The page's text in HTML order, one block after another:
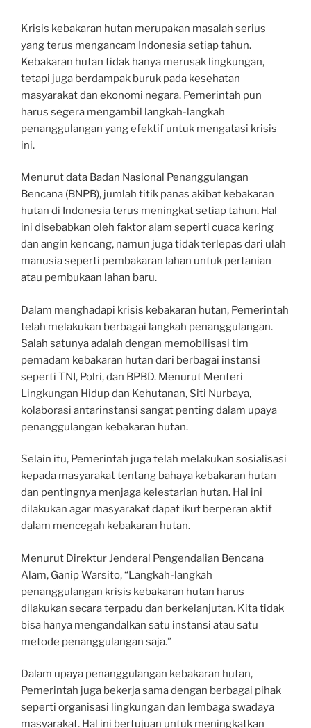
Krisis kebakaran hutan merupakan masalah serius
yang terus mengancam Indonesia setiap tahun.
Kebakaran hutan tidak hanya merusak lingkungan,
tetapi juga berdampak buruk pada kesehatan
masyarakat dan ekonomi negara. Pemerintah pun
harus segera mengambil langkah-langkah
penanggulangan yang efektif untuk mengatasi krisis
ini.
Menurut data Badan Nasional Penanggulangan
Bencana (BNPB), jumlah titik panas akibat kebakaran
hutan di Indonesia terus meningkat setiap tahun. Hal
ini disebabkan oleh faktor alam seperti cuaca kering
dan angin kencang, namun juga tidak terlepas dari ulah
manusia seperti pembakaran lahan untuk pertanian
atau pembukaan lahan baru.
Dalam menghadapi krisis kebakaran hutan, Pemerintah
telah melakukan berbagai langkah penanggulangan.
Salah satunya adalah dengan memobilisasi tim
pemadam kebakaran hutan dari berbagai instansi
seperti TNI, Polri, dan BPBD. Menurut Menteri
Lingkungan Hidup dan Kehutanan, Siti Nurbaya,
kolaborasi antarinstansi sangat penting dalam upaya
penanggulangan kebakaran hutan.
Selain itu, Pemerintah juga telah melakukan sosialisasi
kepada masyarakat tentang bahaya kebakaran hutan
dan pentingnya menjaga kelestarian hutan. Hal ini
dilakukan agar masyarakat dapat ikut berperan aktif
dalam mencegah kebakaran hutan.
Menurut Direktur Jenderal Pengendalian Bencana
Alam, Ganip Warsito, “Langkah-langkah
penanggulangan krisis kebakaran hutan harus
dilakukan secara terpadu dan berkelanjutan. Kita tidak
bisa hanya mengandalkan satu instansi atau satu
metode penanggulangan saja.”
Dalam upaya penanggulangan kebakaran hutan,
Pemerintah juga bekerja sama dengan berbagai pihak
seperti organisasi lingkungan dan lembaga swadaya
masyarakat. Hal ini bertujuan untuk meningkatkan